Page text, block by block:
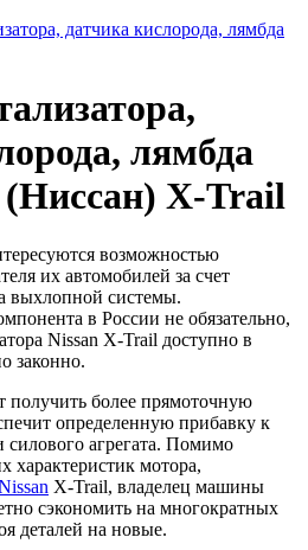
датчика кислорода, лямбда
лямбда
(Ниссан) X-Trail
возможностью
их автомобилей за счет
выхлопной системы.
в России не обязательно,
Nissan X-Trail доступно в
законно.
получить более прямоточную
определенную прибавку к
агрегата. Помимо
характеристик мотора,
X-Trail, владелец машины
сэкономить на многократных
деталей на новые.